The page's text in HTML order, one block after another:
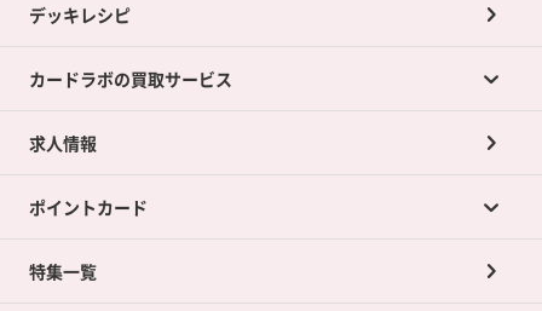
デッキレシピ
カードラボの買取サービス
カードラボの買取サービスTOP
店舗買取について
ネット買取について
求人情報
ポイントカード
ポイントカードTOP
特集一覧